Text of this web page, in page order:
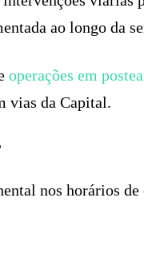
ao longo da
operações em
vias da Capital.
nos horários de